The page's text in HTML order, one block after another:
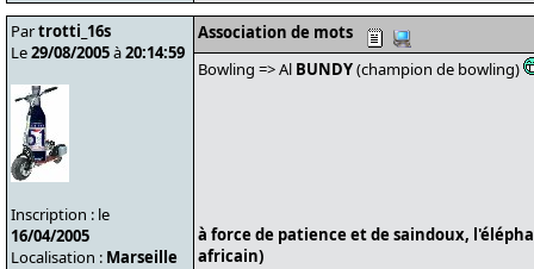
Partrotti_16s
Le29/08/2005à20:14:59
Inscription : le
16/04/2005
Localisation : Marseille
Association de mots
Bowling => Al BUNDY(champion de bowling)
à force de patience et de saindoux,
africain)